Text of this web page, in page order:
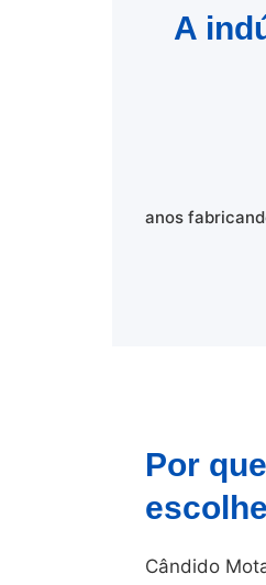
A
anos
Por
Cândido